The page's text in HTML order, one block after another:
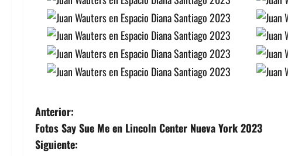
N
a
Anterior:
Fotos Say Sue Me en Lincoln Center Nueva York 2023
Siguiente: